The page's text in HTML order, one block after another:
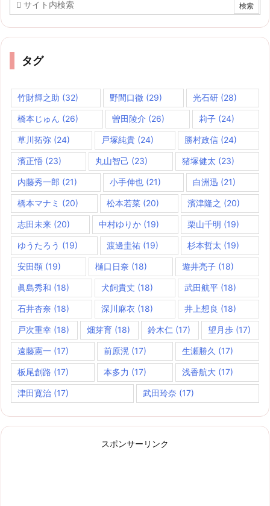
タグ
竹財輝之助 (32) 野間口徹(29) 光石研 (28)
橋本じゅん (26) 曽田陵介 (26) 莉子(24)
草川拓弥 (24) 戸塚純貴(24) 勝村政信 (24)
濱正悟 (23) 丸山智己 (23) 猪塚健太 (23)
内藤秀一郎 (21) 小手伸也(21) 白洲迅 (21)
橋本マナミ (20) 松本若菜 (20) 濱津隆之 (20)
志田未来 (20) 中村ゆりか(19) 栗山千明 (19)
ゆうたろう (19) 渡邊圭祐 (19) 杉本哲太 (19)
安田顕 (19) 樋口日奈 (18) 遊井亮子(18)
眞島秀和 (18) 犬飼貴丈 (18) 武田航平 (18)
石井杏奈 (18) 深川麻衣 (18) 井上想良 (18)
戸次重幸 (18) 畑芽育 (18) 鈴木仁 (17) 望月歩 (17)
遠藤憲一 (17) 前原滉 (17) 生瀬勝久 (17)
板尾創路 (17) 本多力 (17) 浅香航大(17)
津田寛治 (17) 武田玲奈 (17)
スポンサーリンク